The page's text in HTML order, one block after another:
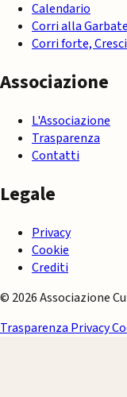
Calendario
Corri alla
Corri forte,
Associazione
L'Associazione
Trasparenza
Contatti
Legale
Privacy
Cookie
Crediti
© 2026 Associazione
Trasparenza Privacy